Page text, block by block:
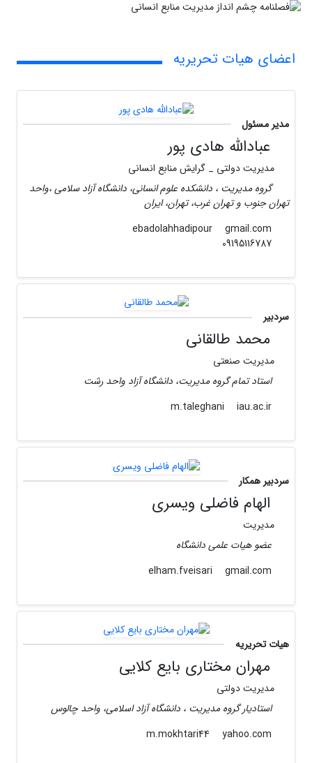
اعضای هیات تحریریه
مدیر مسئول
عبادالله هادی پور
مدیریت دولتی _ گرایش منابع انسانی
گروه مدیریت ، دانشکده علوم انسانی، دانشگاه آزاد سلامی ،واحد
تهران جنوب و تهران غرب، تهران، ایران
gmail.com
09195116787
سردبیر
محمد طالقانی
مدیریت صنعتی
استاد تمام گروه مدیریت، دانشگاه آزاد واحد رشت
m.taleghani
iau.ac.ir
سردبیر همکار
الهام فاضلی ویسری
مدیریت
عضو هیات علمی دانشگاه
gmail.com
هیات تحریریه
مهران مختاری بایع کلایی
مدیریت دولتی
استادیار گروه مدیریت ، دانشگاه آزاد اسلامی، واحد چالوس
yahoo.com